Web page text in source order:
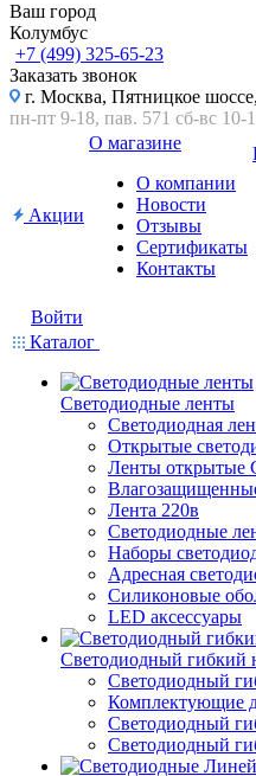
Ваш город
Колумбус
+7 (499) 325-65-23
Заказать звонок
г. Москва, Пятницкое
пн-пт 9-18, пав. 571 сб-вс 10-
Акции
О магазине
О компании
Новости
Отзывы
Сертификаты
Контакты
Войти
Каталог
Светодиодные ленты
Светодиодная
Открытые
Ленты открытые
Лента 220в
Светодиодные
Наборы
Адресная
Силиконовые
LED аксессуары
Светодиодный гибкий
Светодиодный
Комплектующие
Светодиодный
Светодиодный